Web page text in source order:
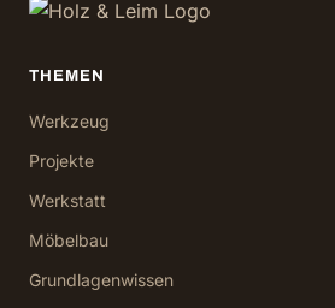
THEMEN
Werkzeug
Projekte
Werkstatt
Möbelbau
Grundlagenwissen